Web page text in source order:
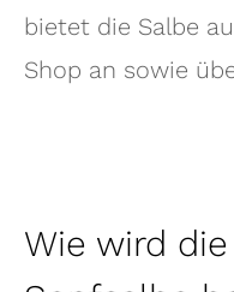
bietet die Salbe
Shop an sowie
Wie wird